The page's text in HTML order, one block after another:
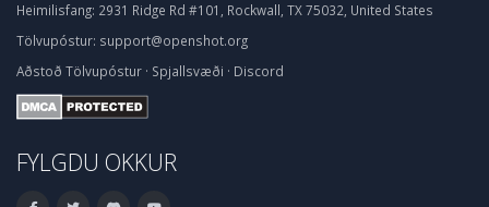
Heimilisfang: 2931 Ridge Rd #101, Rockwall, TX 75032, United States
Tölvupóstur: support@openshot.org
Aðstoð Tölvupóstur · Spjallsvæði · Discord
FYLGDU OKKUR